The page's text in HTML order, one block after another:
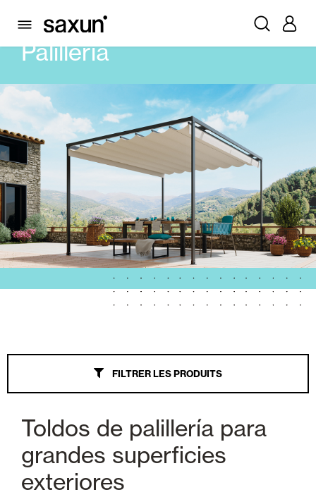
PRODUITS STORES
Palillería
Volets Roulants et Caissons
Pergolas
Volets Battants Pliables et Brises Soleil
Rideaux et stores
Rideaux de Verre
Alicantines et Rideaux PVC
Palillería
FILTRER LES PRODUITS
Toldos de palillería para
grandes superficies
exteriores